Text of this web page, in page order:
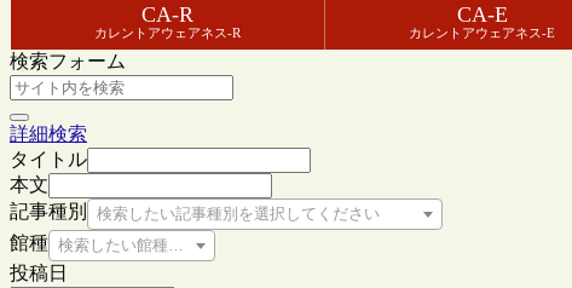
CA-R
カレントアウェアネス-R
CA-E
カレントアウェアネス-E
検索フォーム
詳細検索
タイトル
本文
記事種別
検索したい記事種別を選択してください
館種 検索したい館種を選択してください
投稿日